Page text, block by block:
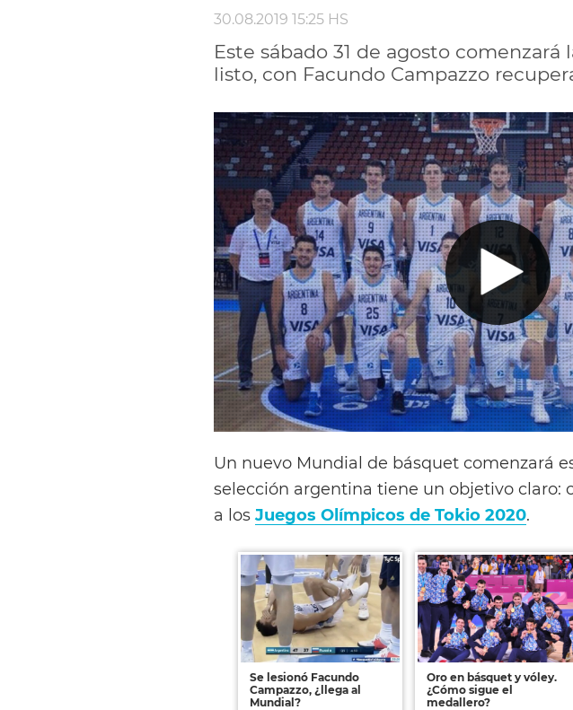
30.08.2019 15:25 HS
Este sábado 31 de agosto
listo, con Facundo Campazzo
Un nuevo Mundial de básquet comenzará
selección argentina tiene un objetivo claro:
a los Juegos Olímpicos de Tokio 2020.
Se lesionó Facundo
Campazzo, ¿llega al
Mundial?
Oro en básquet y vóley.
¿Cómo sigue el
medallero?